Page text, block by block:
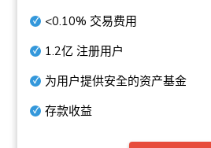
<0.10% 交易费用
1.2亿 注册用户
为用户提供安全的资产基金
存款收益